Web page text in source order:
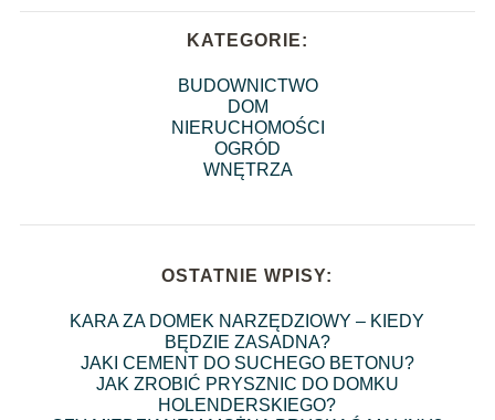
KATEGORIE:
BUDOWNICTWO
DOM
NIERUCHOMOŚCI
OGRÓD
WNĘTRZA
OSTATNIE WPISY:
KARA ZA DOMEK NARZĘDZIOWY – KIEDY
BĘDZIE ZASADNA?
JAKI CEMENT DO SUCHEGO BETONU?
JAK ZROBIĆ PRYSZNIC DO DOMKU
HOLENDERSKIEGO?